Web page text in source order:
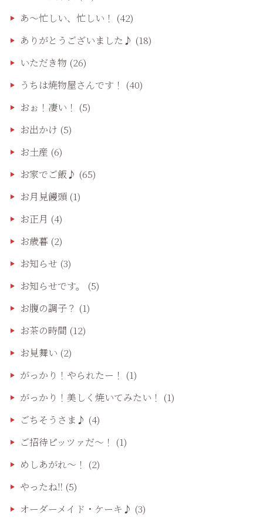
あ〜忙しい、忙しい！ (42)
ありがとうございました♪ (18)
いただき物 (26)
うちは焼物屋さんです！ (40)
おぉ！凄い！ (5)
お出かけ (5)
お土産 (6)
お家でご飯♪ (65)
お月見饅頭(1)
お正月 (4)
お歳暮 (2)
お知らせ (3)
お知らせです。
(5)
お腹の調子？ (1)
お茶の時間 (12)
お見舞い (2)
がっかり！やられたー！ (1)
がっかり！美しく焼いてみたい！ (1)
ごちそうさま♪ (4)
ご招待ピッツァだ〜！ (1)
めしあがれ～！ (2)
やったね‼️ (5)
オーダーメイド・ケーキ♪ (3)